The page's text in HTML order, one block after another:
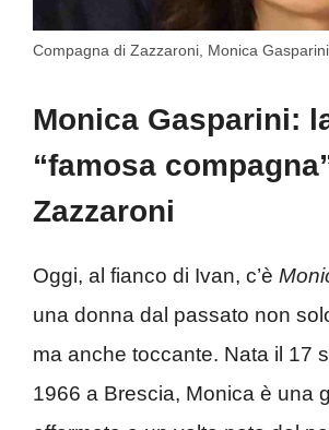
Compagna di Zazzaroni, Monica
Monica Gasparini:
“famosa
Zazzaroni
Oggi, al fianco di Ivan, c’è
una donna dal passato non
ma anche toccante. Nata il 17
1966 a Brescia, Monica è una